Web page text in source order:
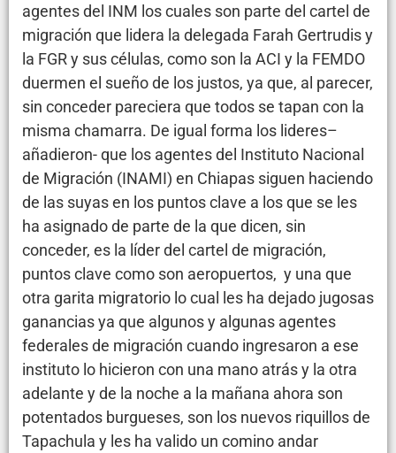
agentes del INM los cuales son parte del cartel de
migración que lidera la delegada Farah Gertrudis y
la FGR y sus células, como son la ACI y la FEMDO
duermen el sueño de los justos, ya que, al parecer,
sin conceder pareciera que todos se tapan con la
misma chamarra. De igual forma los lideres–
añadieron- que los agentes del Instituto Nacional
de Migración (INAMI) en Chiapas siguen haciendo
de las suyas en los puntos clave a los que se les
ha asignado de parte de la que dicen, sin
conceder, es la líder del cartel de migración,
puntos clave como son aeropuertos, y una que
otra garita migratorio lo cual les ha dejado jugosas
ganancias ya que algunos y algunas agentes
federales de migración cuando ingresaron a ese
instituto lo hicieron con una mano atrás y la otra
adelante y de la noche a la mañana ahora son
potentados burgueses, son los nuevos riquillos de
Tapachula y les ha valido un comino andar